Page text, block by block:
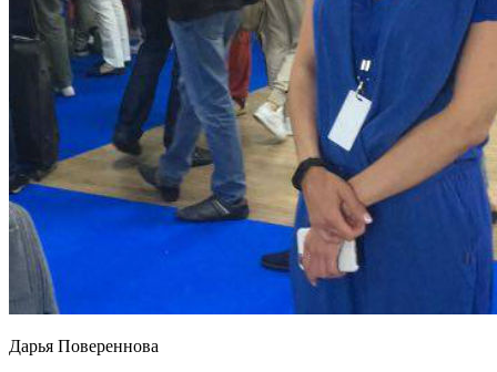
Дарья Повереннова